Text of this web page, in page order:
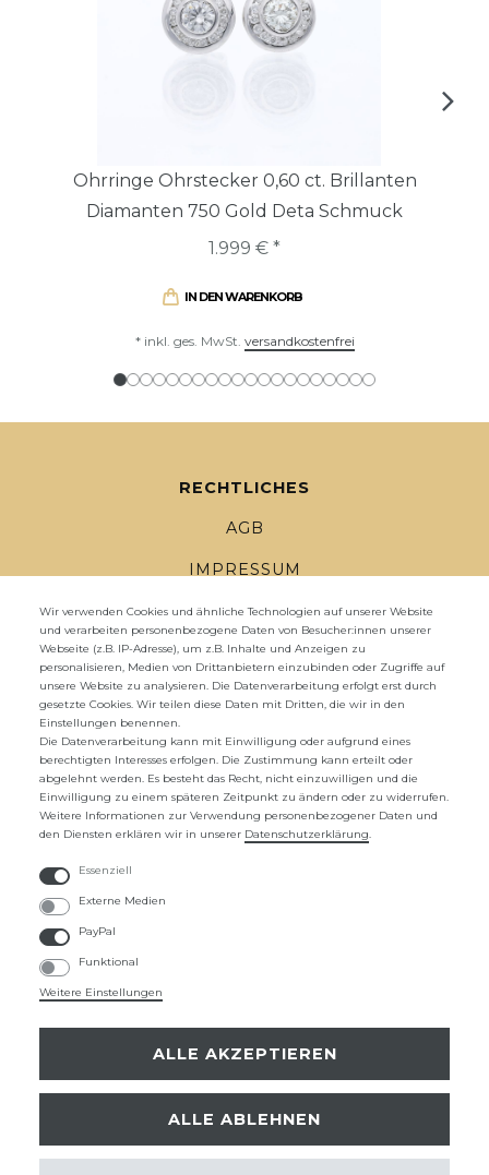
Ohrringe Ohrstecker 0,60 ct. Brillanten
Diamanten 750 Gold Deta Schmuck
1.999 € *
IN DEN WARENKORB
* inkl. ges. MwSt. versandkostenfrei
RECHTLICHES
AGB
IMPRESSUM
DATENSCHUTZ
WIDERRUFSRECHT
WIDERRUFS­FORMULAR
ZAHLUNG UND VERSAND
UNTERNEHMEN
ÜBER UNS
SICHER EINKAUFEN
Wir verwenden Cookies und ähnliche Technologien auf unserer Website
und verarbeiten personenbezogene Daten von Besucher:innen unserer
Webseite (z.B. IP-Adresse), um z.B. Inhalte und Anzeigen zu
personalisieren, Medien von Drittanbietern einzubinden oder Zugriffe auf
unsere Website zu analysieren. Die Datenverarbeitung erfolgt erst durch
gesetzte Cookies. Wir teilen diese Daten mit Dritten, die wir in den
Einstellungen benennen.
Die Datenverarbeitung kann mit Einwilligung oder aufgrund eines
berechtigten Interesses erfolgen. Die Zustimmung kann erteilt oder
abgelehnt werden. Es besteht das Recht, nicht einzuwilligen und die
Einwilligung zu einem späteren Zeitpunkt zu ändern oder zu widerrufen.
Weitere Informationen zur Verwendung personenbezogener Daten und
den Diensten erklären wir in unserer Daten­schutz­erklärung.
Essenziell
Externe Medien
PayPal
Funktional
Weitere Einstellungen
ALLE AKZEPTIEREN
ALLE ABLEHNEN